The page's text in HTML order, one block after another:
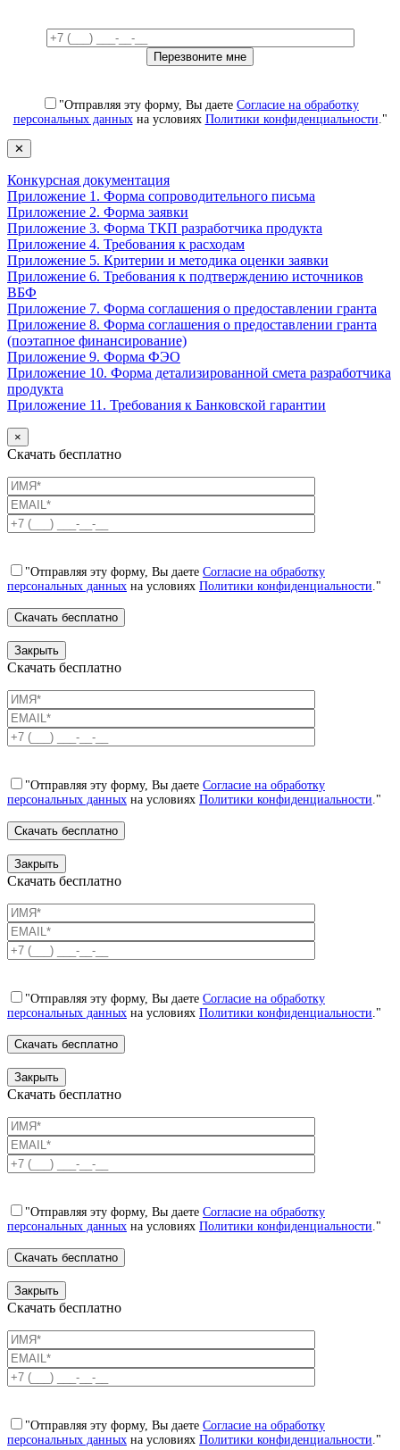
"Отправляя эту форму, Вы даете Согласие на обработку
персональных данныхна условиях Политики конфиденциальности ."
✕
Конкурсная документация
Приложение 1. Форма сопроводительного письма
Приложение 2. Форма заявки
Приложение 3. Форма ТКП разработчика продукта
Приложение 4. Требования к расходам
Приложение 5. Критерии и методика оценки заявки
Приложение 6. Требования к подтверждению источников
ВБФ
Приложение 7. Форма соглашения о предоставлении гранта
Приложение 8. Форма соглашения о предоставлении гранта
(поэтапное финансирование)
Приложение 9. Форма ФЭО
Приложение 10. Форма детализированной смета разработчика
продукта
Приложение 11. Требования к Банковской гарантии
×
Скачать бесплатно
"Отправляя эту форму, Вы даете Согласие на обработку
персональных данных на условиях Политики конфиденциальности ."
Закрыть
Скачать бесплатно
"Отправляя эту форму, Вы даете Согласие на обработку
персональных данных на условиях Политики конфиденциальности ."
Закрыть
Скачать бесплатно
"Отправляя эту форму, Вы даете Согласие на обработку
персональных данных на условиях Политики конфиденциальности ."
Закрыть
Скачать бесплатно
"Отправляя эту форму, Вы даете Согласие на обработку
персональных данных на условиях Политики конфиденциальности ."
Закрыть
Скачать бесплатно
"Отправляя эту форму, Вы даете Согласие на обработку
персональных данных на условиях Политики конфиденциальности ."